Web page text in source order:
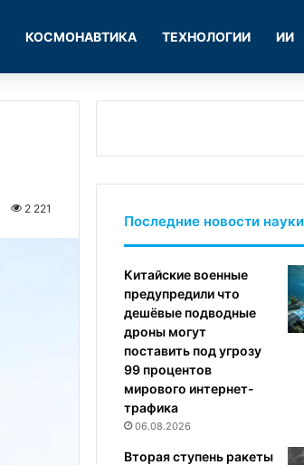
КОСМОНАВТИКА ТЕХНОЛОГИИ ИИ
2 221
Последние новости науки
Китайские военные
предупредили что
дешёвые подводные
дроны могут
поставить под угрозу
99 процентов
мирового интернет-
трафика
06.08.2026
Вторая ступень ракеты